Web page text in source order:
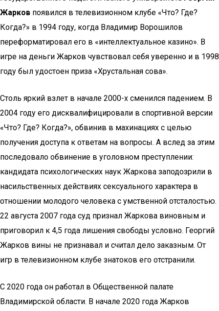
Жарков появился в телевизионном клубе «Что? Где?
Когда?» в 1994 году, когда Владимир Ворошилов
переформатировал его в «интеллектуальное казино». В
игре на деньги Жарков чувствовал себя уверенно и в 1998
году был удостоен приза «Хрустальная сова».
Столь яркий взлет в начале 2000-х сменился падением. В
2004 году его дисквалифицировали в спортивной версии
«Что? Где? Когда?», обвинив в махинациях с целью
получения доступа к ответам на вопросы. А вслед за этим
последовало обвинение в уголовном преступлении:
кандидата психологических наук Жаркова заподозрили в
насильственных действиях сексуального характера в
отношении молодого человека с умственной отсталостью.
22 августа 2007 года суд признал Жаркова виновным и
приговорил к 4,5 года лишения свободы условно. Георгий
Жарков вины не признавал и считал дело заказным. От
игр в телевизионном клубе знатоков его отстранили.
С 2020 года он работал в Общественной палате
Владимирской области. В начале 2020 года Жарков